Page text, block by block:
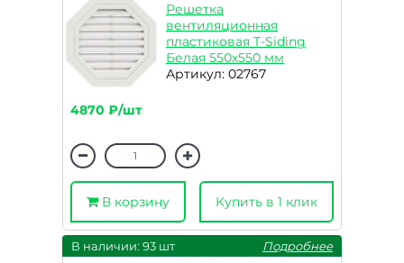
Решетка
вентиляционная
пластиковая T-Siding
Белая 550х550 мм
Артикул: 02767
4870 ₽/шт
В корзину Купить в 1 клик
В наличии: 93 шт Подробнее